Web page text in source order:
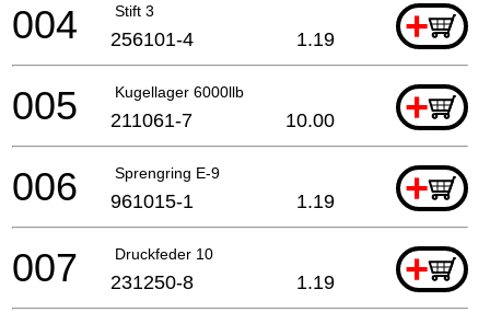
Stift 3 +
004 256101-4 1.19
Kugellager 6000llb +
005 211061-7 10.00
Sprengring E-9 +
006 961015-1 1.19
Druckfeder 10 +
007 231250-8 1.19